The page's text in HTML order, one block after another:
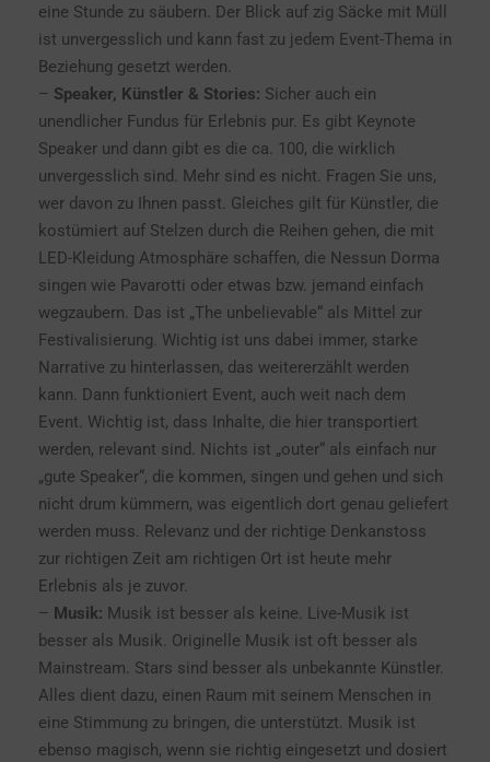
eine Stunde zu säubern. Der Blick auf zig Säcke mit Müll
ist unvergesslich und kann fast zu jedem Event-Thema in
Beziehung gesetzt werden.
– Speaker, Künstler & Stories: Sicher auch ein
unendlicher Fundus für Erlebnis pur. Es gibt Keynote
Speaker und dann gibt es die ca. 100, die wirklich
unvergesslich sind. Mehr sind es nicht. Fragen Sie uns,
wer davon zu Ihnen passt. Gleiches gilt für Künstler, die
kostümiert auf Stelzen durch die Reihen gehen, die mit
LED-Kleidung Atmosphäre schaffen, die Nessun Dorma
singen wie Pavarotti oder etwas bzw. jemand einfach
wegzaubern. Das ist „The unbelievable“ als Mittel zur
Festivalisierung. Wichtig ist uns dabei immer, starke
Narrative zu hinterlassen, das weitererzählt werden
kann. Dann funktioniert Event, auch weit nach dem
Event. Wichtig ist, dass Inhalte, die hier transportiert
werden, relevant sind. Nichts ist „outer“ als einfach nur
„gute Speaker“, die kommen, singen und gehen und sich
nicht drum kümmern, was eigentlich dort genau geliefert
werden muss. Relevanz und der richtige Denkanstoss
zur richtigen Zeit am richtigen Ort ist heute mehr
Erlebnis als je zuvor.
– Musik: Musik ist besser als keine. Live-Musik ist
besser als Musik. Originelle Musik ist oft besser als
Mainstream. Stars sind besser als unbekannte Künstler.
Alles dient dazu, einen Raum mit seinem Menschen in
eine Stimmung zu bringen, die unterstützt. Musik ist
ebenso magisch, wenn sie richtig eingesetzt und dosiert